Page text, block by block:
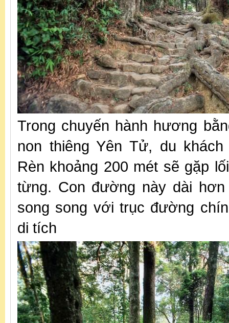
Trong chuyến hành hương
non thiêng Yên Tử, du
Rèn khoảng 200 mét sẽ gặp
từng. Con đường này dài hơn
song song với trục đường
di tích